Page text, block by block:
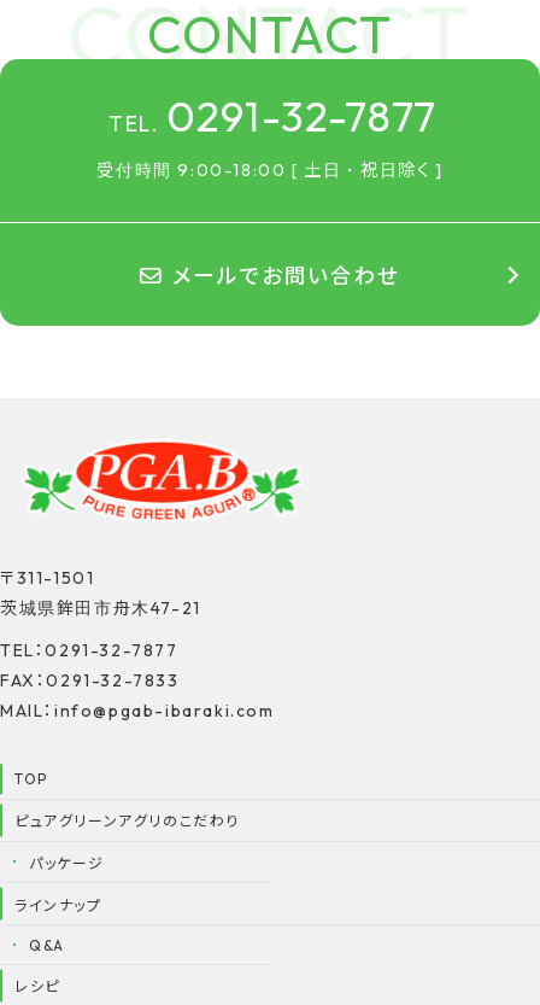
CONTACT
TEL. 0291-32-7877
受付時間 9:00-18:00 [ 土日・祝日除く ]
メールでお問い合わせ
〒311-1501
茨城県鉾田市舟木47-21
TEL：0291-32-7877
FAX：0291-32-7833
MAIL：info@pgab-ibaraki.com
TOP
ピュアグリーンアグリのこだわり
パッケージ
ラインナップ
Q&A
レシピ